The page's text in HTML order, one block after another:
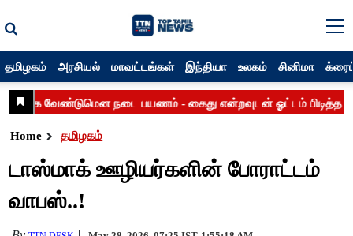
தமிழகம் அரசியல் மாவட்டங்கள் இந்தியா உலகம் சினிமா
Home தமிழகம்
டாஸ்மாக் ஊழியர்களின் போராட்டம்
வாபஸ்..!